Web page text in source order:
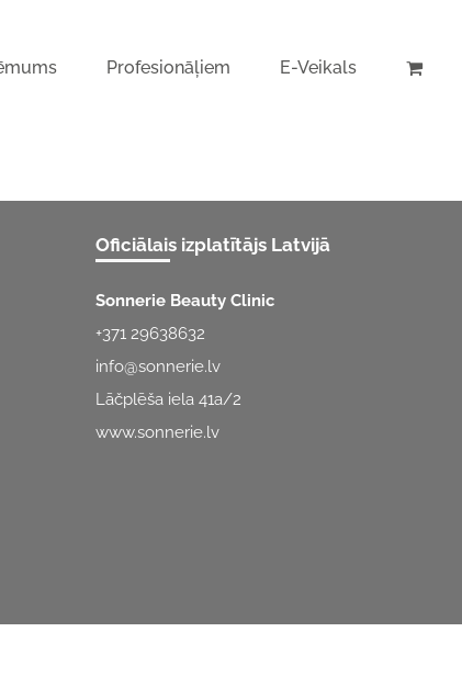
Profesionāļiem E-Veikals
Oficiālais izplatītājs Latvijā
Sonnerie Beauty Clinic
+371 29638632
info@sonnerie.lv
Lāčplēša iela 41a/2
www.sonnerie.lv